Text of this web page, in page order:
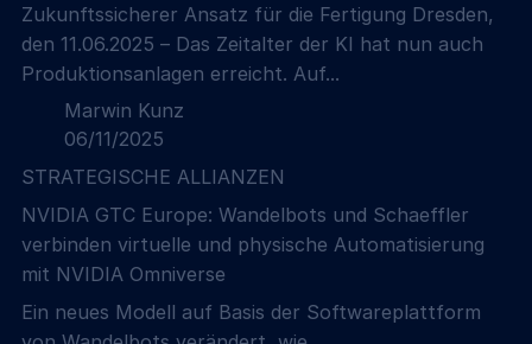
KI in der Robotik zu...
Zukunftssicherer Ansatz für die Fertigung Dresden,
den 11.06.2025 – Das Zeitalter der KI hat nun auch
Produktionsanlagen erreicht. Auf...
Marwin Kunz
06/11/2025
STRATEGISCHE ALLIANZEN
NVIDIA GTC Europe: Wandelbots und Schaeffler
verbinden virtuelle und physische Automatisierung
mit NVIDIA Omniverse
Ein neues Modell auf Basis der Softwareplattform